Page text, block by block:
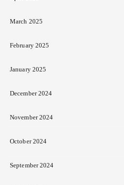
March 2025
February 2025
January 2025
December 2024
November 2024
October 2024
September 2024